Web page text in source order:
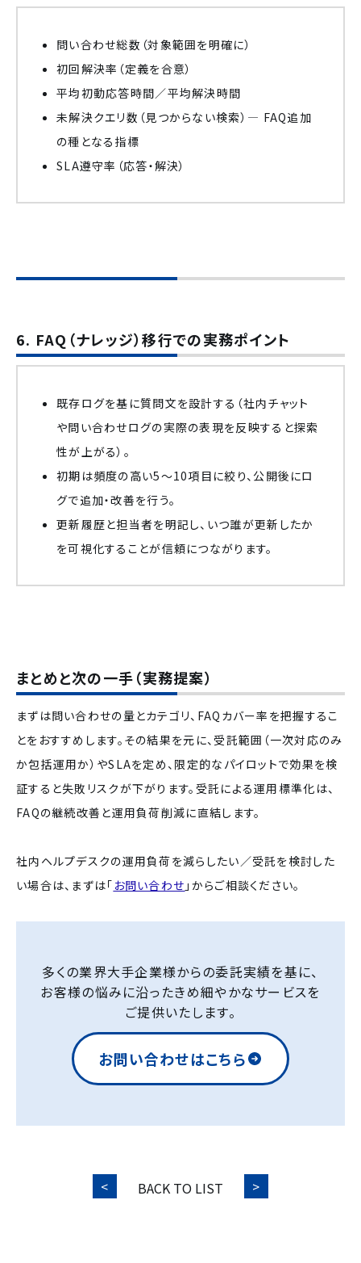
問い合わせ総数（対象範囲を明確に）
初回解決率（定義を合意）
平均初動応答時間／平均解決時間
未解決クエリ数（見つからない検索）— FAQ追加
の種となる指標
SLA遵守率（応答・解決）
6. FAQ（ナレッジ）移行での実務ポイント
既存ログを基に質問文を設計する（社内チャット
や問い合わせログの実際の表現を反映すると探索
性が上がる）。
初期は頻度の高い5〜10項目に絞り、公開後にロ
グで追加・改善を行う。
更新履歴と担当者を明記し、いつ誰が更新したか
を可視化することが信頼につながります。
まとめと次の一手（実務提案）
まずは問い合わせの量とカテゴリ、FAQカバー率を把握するこ
とをおすすめします。その結果を元に、受託範囲（一次対応のみ
か包括運用か）やSLAを定め、限定的なパイロットで効果を検
証すると失敗リスクが下がります。受託による運用標準化は、
FAQの継続改善と運用負荷削減に直結します。
社内ヘルプデスクの運用負荷を減らしたい／受託を検討した
い場合は、まずは「 お問い合わせ 」からご相談ください。
多くの業界大手企業様からの委託実績を基に、
お客様の悩みに沿ったきめ細やかなサービスを
ご提供いたします。
お問い合わせはこちら
BACK TO LIST